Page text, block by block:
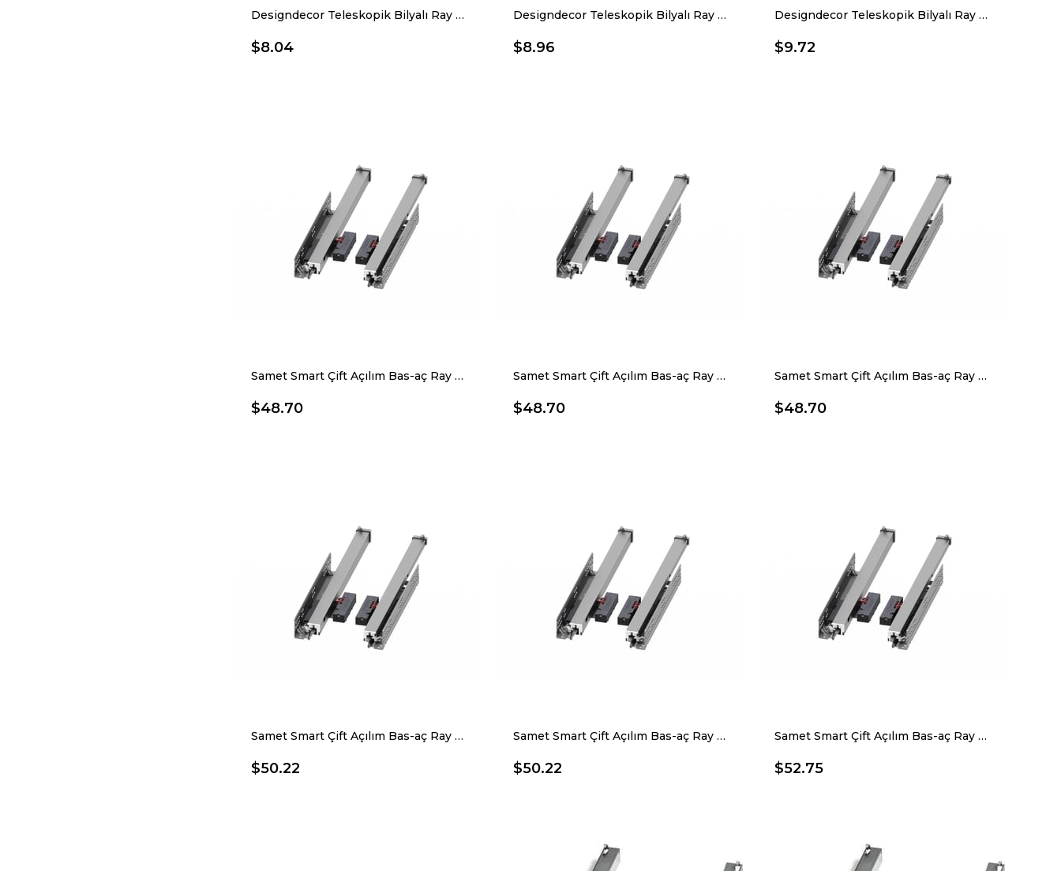
Designdecor Teleskopik Bilyalı Ray 43 X 400 Mm
$8.04
Designdecor Teleskopik Bilyalı Ray 43 X 450 Mm
$8.96
Designdecor Teleskopik Bilyalı Ray 43 X 500 Mm
$9.72
Samet Smart Çift Açılım Bas-aç Ray 25 Cm
$48.70
Samet Smart Çift Açılım Bas-aç Ray 30 Cm
$48.70
Samet Smart Çift Açılım Bas-aç Ray 35 Cm
$48.70
Samet Smart Çift Açılım Bas-aç Ray 40 Cm
$50.22
Samet Smart Çift Açılım Bas-aç Ray 45 Cm
$50.22
Samet Smart Çift Açılım Bas-aç Ray 50 Cm
$52.75